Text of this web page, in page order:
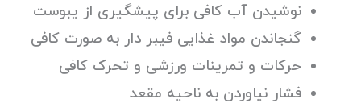
نوشیدن آب کافی برای پیشگیری از یبوست
گنجاندن مواد غذایی فیبر دار به صورت کافی
حرکات و تمرینات ورزشی و تحرک کافی
فشار نیاوردن به ناحیه مقعد